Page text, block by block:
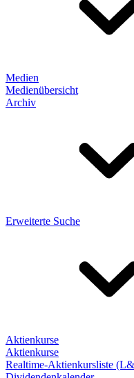
Medien
Medienübersicht
Archiv
Erweiterte Suche
Aktienkurse
Aktienkurse
Realtime-Aktienkursliste